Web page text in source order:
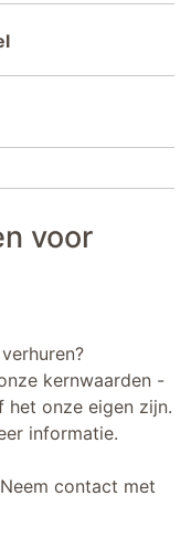
voor
kernwaarden -
het onze eigen zijn.
informatie.
Neem contact met